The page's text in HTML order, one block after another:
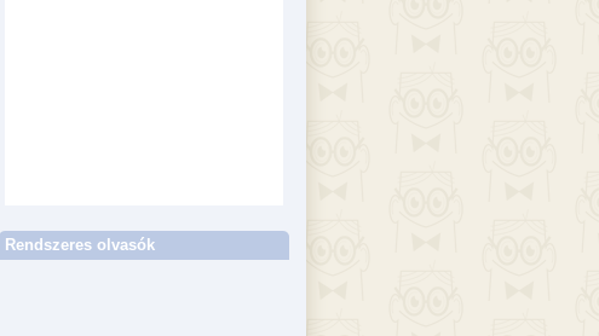
Rendszeres olvasók